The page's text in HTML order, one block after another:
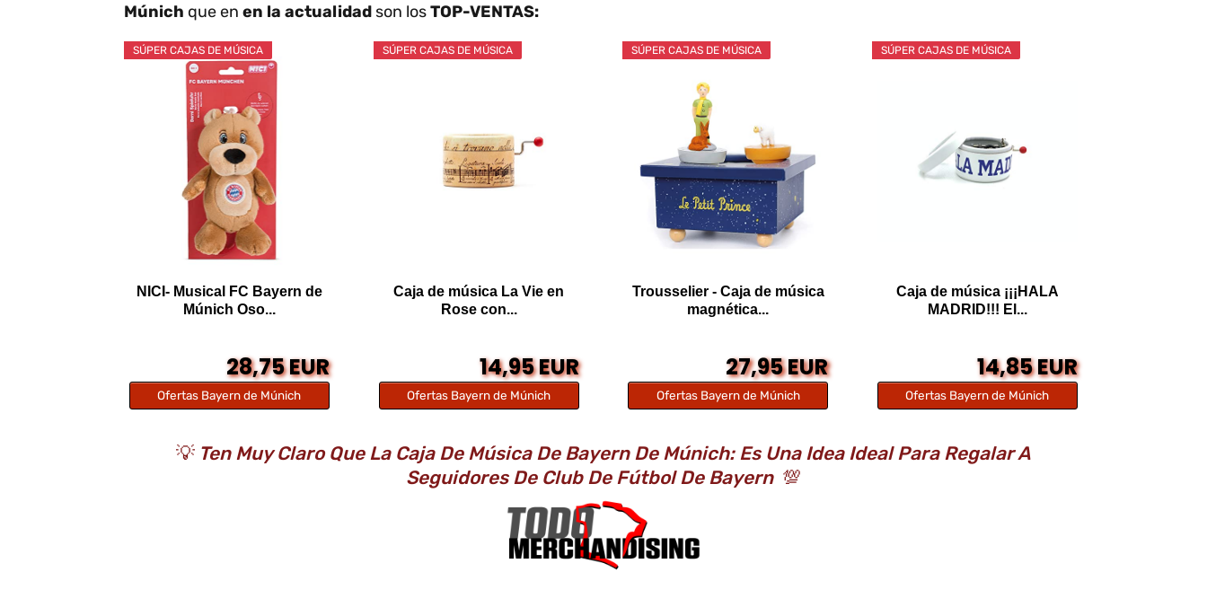
Múnich que en en la actualidad son losTOP-VENTAS:
SÚPER CAJAS DE MÚSICA
NICI- Musical FC Bayern de
Múnich Oso...
28,75 EUR
Ofertas Bayern de Múnich
SÚPER CAJAS DE MÚSICA
Caja de música La Vie en
Rose con...
14,95 EUR
Ofertas Bayern de Múnich
SÚPER CAJAS DE MÚSICA
Trousselier - Caja de música
magnética...
27,95 EUR
Ofertas Bayern de Múnich
SÚPER CAJAS DE MÚSICA
Caja de música ¡¡¡HALA
MADRID!!! El...
14,85 EUR
Ofertas Bayern de Múnich
💡 Ten Muy Claro Que La Caja De Música De Bayern De Múnich: Es Una Idea Ideal Para Regalar A
Seguidores De Club De Fútbol De Bayern 💯